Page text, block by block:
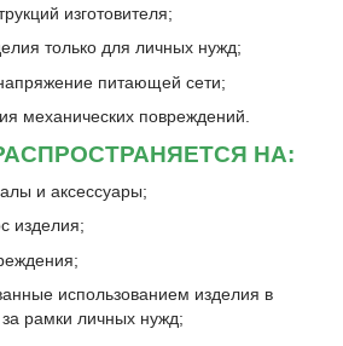
изготовителя;
только для личных нужд;
питающей сети;
механических повреждений.
НА:
и аксессуары;
изделия;
использованием изделия в
рамки личных нужд;